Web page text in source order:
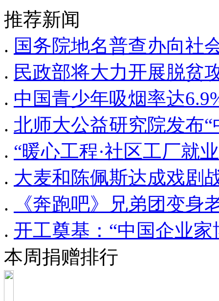
推荐新闻
. 国务院地名普查办向社
. 民政部将大力开展脱贫
. 中国青少年吸烟率达
. 北师大公益研究院发布
. “暖心工程·社区工厂就
. 大麦和陈佩斯达成戏剧
.
《奔跑吧》兄弟团变身
. 开工奠基：“中国企业
本周捐赠排行